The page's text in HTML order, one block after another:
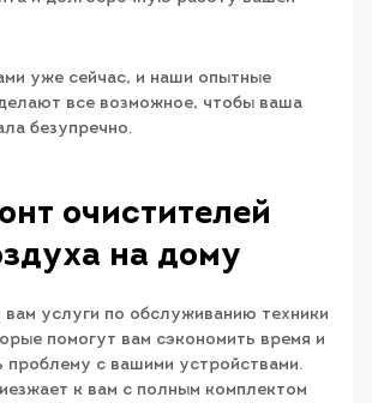
уже сейчас, и наши опытные
все возможное, чтобы ваша
безупречно.
очистителей
на дому
услуги по обслуживанию техники
помогут вам сэкономить время и
проблему с вашими устройствами.
к вам с полным комплектом